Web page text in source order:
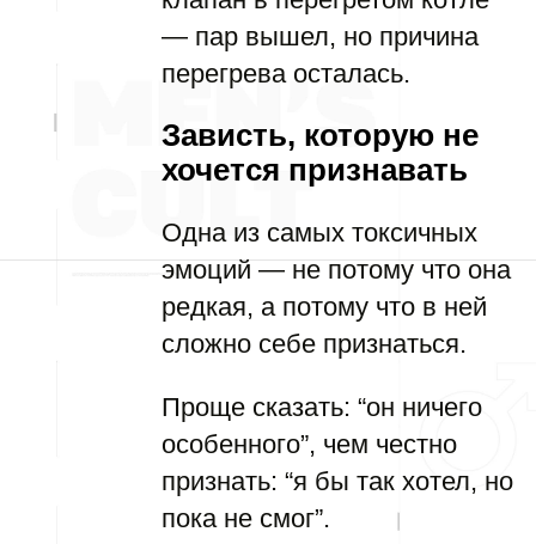
— пар вышел, но причина
перегрева осталась.
Зависть, которую не
хочется признавать
Одна из самых токсичных
эмоций — не потому что она
редкая, а потому что в ней
сложно себе признаться.
Проще сказать: “он ничего
особенного”, чем честно
признать: “я бы так хотел, но
пока не смог”.